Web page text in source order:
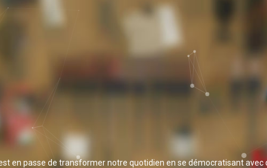
en passe de transformer notre quotidien en se démocratisant